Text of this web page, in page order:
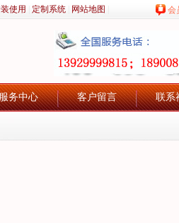
使用 定制系统 网站地图 会
务中心 客户留言 联系